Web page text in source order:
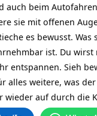
auch beim
sie mit offenen
es bewusst.
ist. Du
entspannen. Sieh
alles weitere, was
wieder auf durch die